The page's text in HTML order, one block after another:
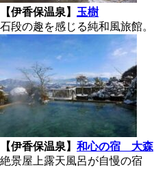
【伊香保温泉】 玉樹
石段の趣を感じる純和風旅館。
【伊香保温泉】 和心の宿 大森
絶景屋上露天風呂が自慢の宿